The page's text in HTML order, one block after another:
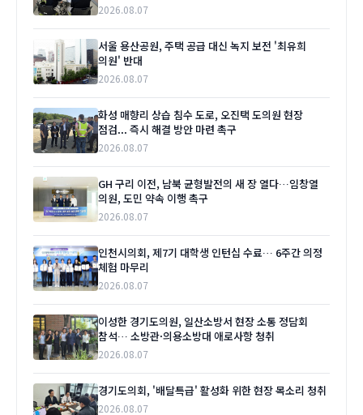
2026.08.07
서울 용산공원, 주택 공급 대신 녹지 보전 '최유희
의원' 반대
2026.08.07
화성 매향리 상습 침수 도로, 오진택 도의원 현장
점검... 즉시 해결 방안 마련 촉구
2026.08.07
GH 구리 이전, 남북 균형발전의 새 장 열다…임창열
의원, 도민 약속 이행 촉구
2026.08.07
인천시의회, 제7기 대학생 인턴십 수료… 6주간 의정
체험 마무리
2026.08.07
이성한 경기도의원, 일산소방서 현장 소통 정담회
참석… 소방관·의용소방대 애로사항 청취
2026.08.07
경기도의회, '배달특급' 활성화 위한 현장 목소리 청취
2026.08.07